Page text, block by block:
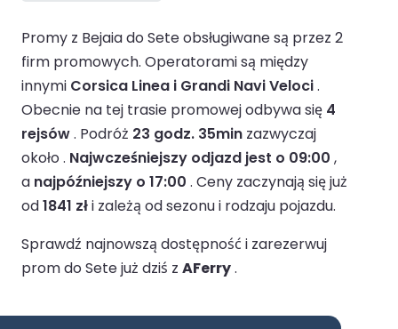
Promy z Bejaia do Sete obsługiwane są przez 2
firm promowych. Operatorami są między
innymi Corsica Linea i Grandi Navi Veloci.
Obecnie na tej trasie promowej odbywa się 4
rejsów. Podróż 23 godz. 35min zazwyczaj
około . Najwcześniejszy odjazd jest o 09:00 ,
a najpóźniejszy o 17:00 . Ceny zaczynają się już
od1841 złi zależą od sezonu i rodzaju pojazdu.
Sprawdź najnowszą dostępność i zarezerwuj
prom do Sete już dziś z AFerry.